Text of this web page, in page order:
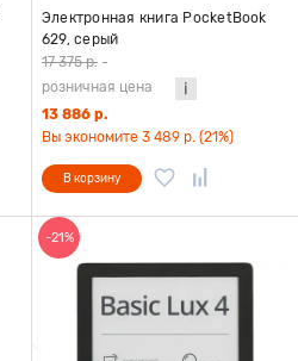
Электронная книга PocketBook
629, серый
17 375 р. -
розничная цена
13 886 р.
Вы экономите 3 489 р. (21%)
В корзину
-21%